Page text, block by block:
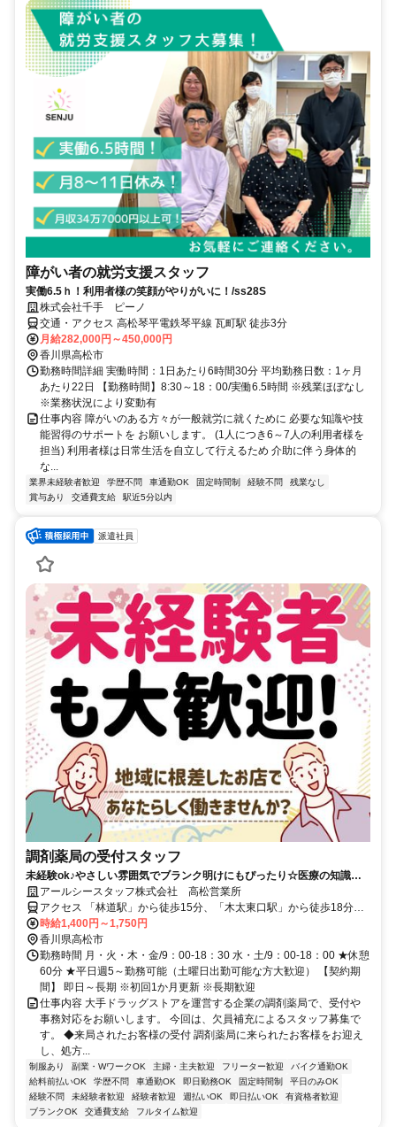
障がい者の就労支援スタッフ
実働6.5ｈ！利用者様の笑顔がやりがいに！/ss28S
株式会社千手 ピーノ
交通・アクセス 高松琴平電鉄琴平線 瓦町駅 徒歩3分
月給282,000円～450,000円
香川県高松市
勤務時間詳細 実働時間：1日あたり6時間30分 平均勤務日数：1ヶ月
あたり22日 【勤務時間】8:30～18：00/実働6.5時間 ※残業ほぼなし
※業務状況により変動有
仕事内容 障がいのある方々が一般就労に就くために 必要な知識や技
能習得のサポートを お願いします。 (1人につき6～7人の利用者様を
担当) 利用者様は日常生活を自立して行えるため 介助に伴う身体的
な...
業界未経験者歓迎 学歴不問 車通勤OK 固定時間制 経験不問
残業なし
賞与あり
交通費支給 駅近5分以内
派遣社員
調剤薬局の受付スタッフ
未経験ok♪やさしい雰囲気でブランク明けにもぴったり☆医療の知識は
不要！パソコンは文字入力ができればOK！
アールシースタッフ株式会社 高松営業所
アクセス 「林道駅」から徒歩15分、「木太東口駅」から徒歩18分
（周辺駅：木太町駅、花園駅、沖松島駅）
時給1,400円～1,750円
香川県高松市
勤務時間 月・火・木・金/9：00-18：30 水・土/9：00-18：00 ★休憩
60分 ★平日週5～勤務可能（土曜日出勤可能な方大歓迎） 【契約期
間】 即日～長期 ※初回1か月更新 ※長期歓迎
仕事内容 大手ドラッグストアを運営する企業の調剤薬局で、受付や
事務対応をお願いします。 今回は、欠員補充によるスタッフ募集で
す。 ◆来局されたお客様の受付 調剤薬局に来られたお客様をお迎え
し、処方...
制服あり 副業・WワークOK 主婦・主夫歓迎 フリーター歓迎
バイク通勤OK
給料前払いOK
学歴不問 車通勤OK 即日勤務OK 固定時間制
平日のみOK
経験不問
未経験者歓迎 経験者歓迎 週払いOK 即日払いOK
有資格者歓迎
ブランクOK
交通費支給 フルタイム歓迎